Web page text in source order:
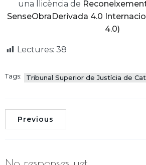
una llicència de
SenseObraDerivada 4.0
4.0)
Lectures: 38
Tags: Tribunal Superior de Justícia de
Previous